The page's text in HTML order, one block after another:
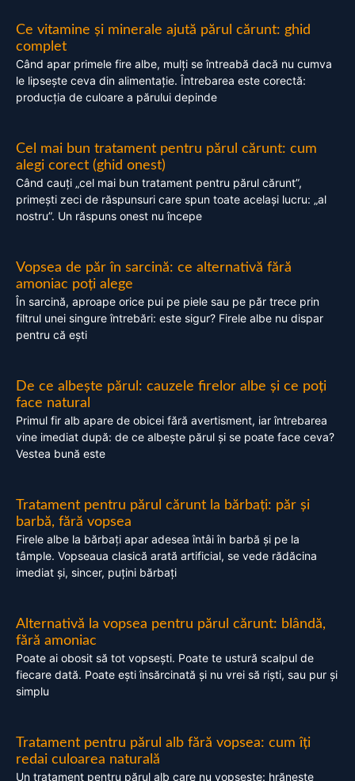
Ce vitamine și minerale ajută părul cărunt: ghid
complet
Când apar primele fire albe, mulți se întreabă dacă nu cumva
le lipsește ceva din alimentație. Întrebarea este corectă:
producția de culoare a părului depinde
Cel mai bun tratament pentru părul cărunt: cum
alegi corect (ghid onest)
Când cauți „cel mai bun tratament pentru părul cărunt”,
primești zeci de răspunsuri care spun toate același lucru: „al
nostru”. Un răspuns onest nu începe
Vopsea de păr în sarcină: ce alternativă fără
amoniac poți alege
În sarcină, aproape orice pui pe piele sau pe păr trece prin
filtrul unei singure întrebări: este sigur? Firele albe nu dispar
pentru că ești
De ce albește părul: cauzele firelor albe și ce poți
face natural
Primul fir alb apare de obicei fără avertisment, iar întrebarea
vine imediat după: de ce albește părul și se poate face ceva?
Vestea bună este
Tratament pentru părul cărunt la bărbați: păr și
barbă, fără vopsea
Firele albe la bărbați apar adesea întâi în barbă și pe la
tâmple. Vopseaua clasică arată artificial, se vede rădăcina
imediat și, sincer, puțini bărbați
Alternativă la vopsea pentru părul cărunt: blândă,
fără amoniac
Poate ai obosit să tot vopsești. Poate te ustură scalpul de
fiecare dată. Poate ești însărcinată și nu vrei să riști, sau pur și
simplu
Tratament pentru părul alb fără vopsea: cum îți
redai culoarea naturală
Un tratament pentru părul alb care nu vopsește: hrănește